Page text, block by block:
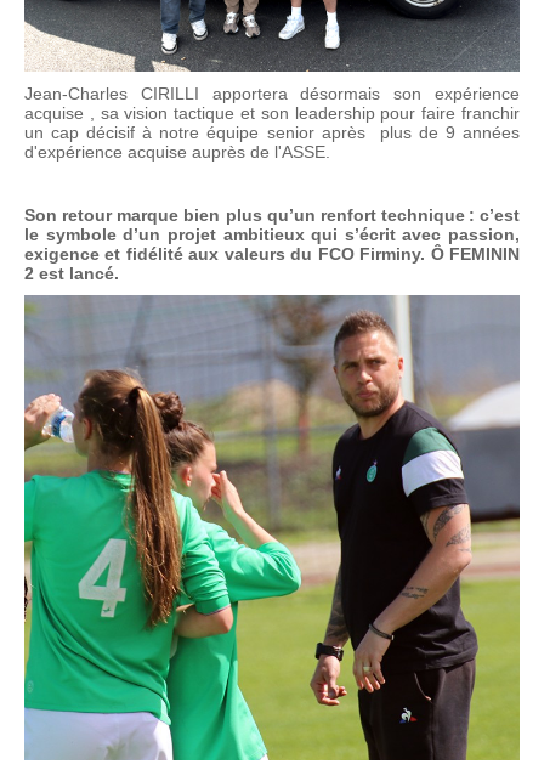
Jean‑Charles CIRILLI apportera désormais son expérience
acquise , sa vision tactique et son leadership pour faire franchir
un cap décisif à notre équipe senior après plus de 9 années
d'expérience acquise auprès de l'ASSE.
Son retour marque bien plus qu’un renfort technique : c’est
le symbole d’un projet ambitieux qui s’écrit avec passion,
exigence et fidélité aux valeurs du FCO Firminy. Ô FEMININ
2 est lancé.